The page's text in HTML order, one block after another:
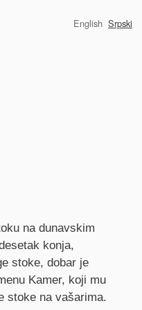
English Srpski
na dunavskim
konja,
stoke, dobar je
Kamer, koji mu
stoke na vašarima.